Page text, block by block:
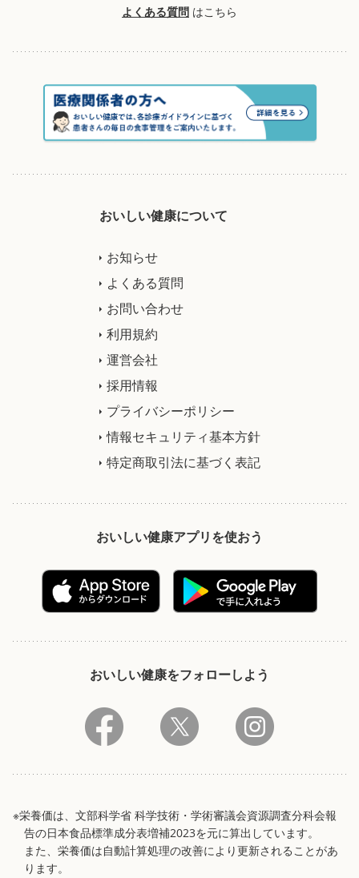
よくある質問 はこちら
おいしい健康について
お知らせ
よくある質問
お問い合わせ
利用規約
運営会社
採用情報
プライバシーポリシー
情報セキュリティ基本方針
特定商取引法に基づく表記
おいしい健康アプリを使おう
おいしい健康をフォローしよう
※栄養価は、文部科学省 科学技術・学術審議会資源調査分科会報
告の日本食品標準成分表増補2023を元に算出しています。
また、栄養価は自動計算処理の改善により更新されることがあ
ります。